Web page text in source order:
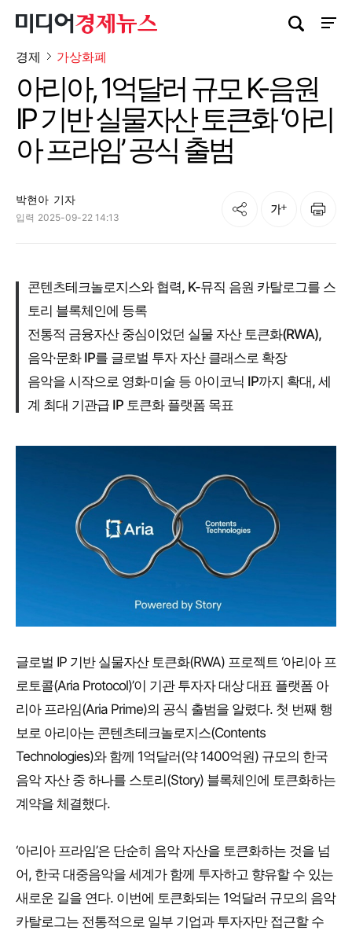
사이
검색창 열기
경제 가상화폐
아리아, 1억달러 규모 K-음원
IP 기반 실물자산 토큰화 ‘아리
아 프라임’ 공식 출범
박현아 기자
입력 2025-09-22 14:13
공유 글자크기 인쇄
콘텐츠테크놀로지스와 협력, K-뮤직 음원 카탈로그를 스
토리 블록체인에 등록
전통적 금융자산 중심이었던 실물 자산 토큰화(RWA),
음악·문화 IP를 글로벌 투자 자산 클래스로 확장
음악을 시작으로 영화·미술 등 아이코닉 IP까지 확대, 세
계 최대 기관급 IP 토큰화 플랫폼 목표
글로벌 IP 기반 실물자산 토큰화(RWA) 프로젝트 ‘아리아 프
로토콜(Aria Protocol)’이 기관 투자자 대상 대표 플랫폼 아
리아 프라임(Aria Prime)의 공식 출범을 알렸다. 첫 번째 행
보로 아리아는 콘텐츠테크놀로지스(Contents
Technologies)와 함께 1억달러(약 1400억원) 규모의 한국
음악 자산 중 하나를 스토리(Story) 블록체인에 토큰화하는
계약을 체결했다.
‘아리아 프라임’은 단순히 음악 자산을 토큰화하는 것을 넘
어, 한국 대중음악을 세계가 함께 투자하고 향유할 수 있는
새로운 길을 연다. 이번에 토큰화되는 1억달러 규모의 음악
카탈로그는 전통적으로 일부 기업과 투자자만 접근할 수